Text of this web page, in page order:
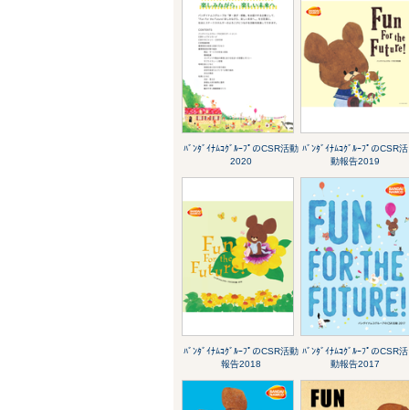
ﾊﾞﾝﾀﾞｲﾅﾑｺｸﾞﾙｰﾌﾟのCSR活動
2020
ﾊﾞﾝﾀﾞｲﾅﾑｺｸﾞﾙｰﾌﾟのCSR活
動報告2019
ﾊﾞﾝﾀﾞｲﾅﾑｺｸﾞﾙｰﾌﾟのCSR活動
報告2018
ﾊﾞﾝﾀﾞｲﾅﾑｺｸﾞﾙｰﾌﾟのCSR活
動報告2017